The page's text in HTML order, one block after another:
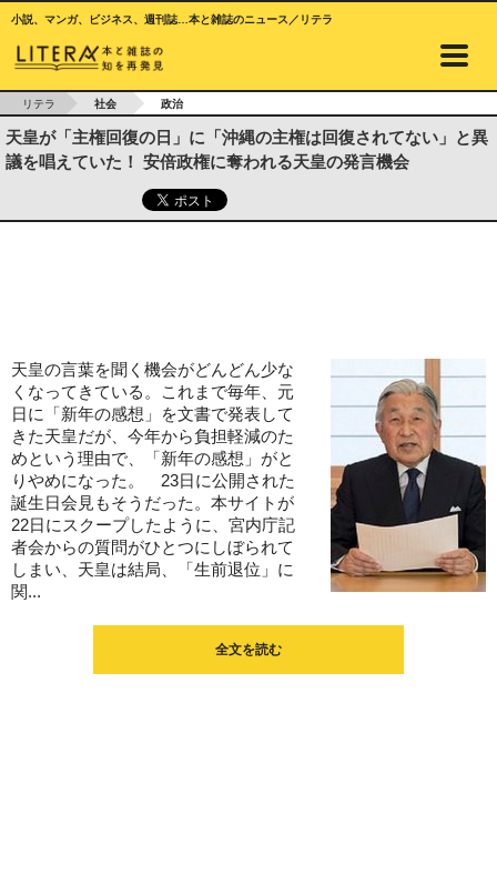
小説、マンガ、ビジネス、週刊誌…本と雑誌のニュース／リテラ
リテラ 社会 政治
天皇が「主権回復の日」に「沖縄の主権は回復されてない」と異
議を唱えていた！ 安倍政権に奪われる天皇の発言機会
天皇の言葉を聞く機会がどんどん少な
くなってきている。これまで毎年、元
日に「新年の感想」を文書で発表して
きた天皇だが、今年から負担軽減のた
めという理由で、「新年の感想」がと
りやめになった。 23日に公開された
誕生日会見もそうだった。本サイトが
22日にスクープしたように、宮内庁記
者会からの質問がひとつにしぼられて
しまい、天皇は結局、「生前退位」に
関...
全文を読む